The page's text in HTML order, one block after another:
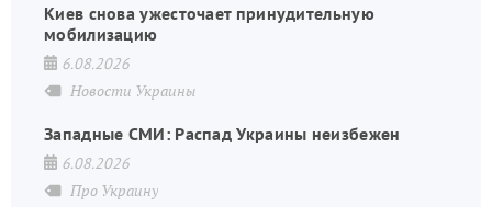
Киев снова ужесточает принудительную
мобилизацию
6.08.2026
Новости Украины
Западные СМИ: Распад Украины неизбежен
6.08.2026
Про Украину